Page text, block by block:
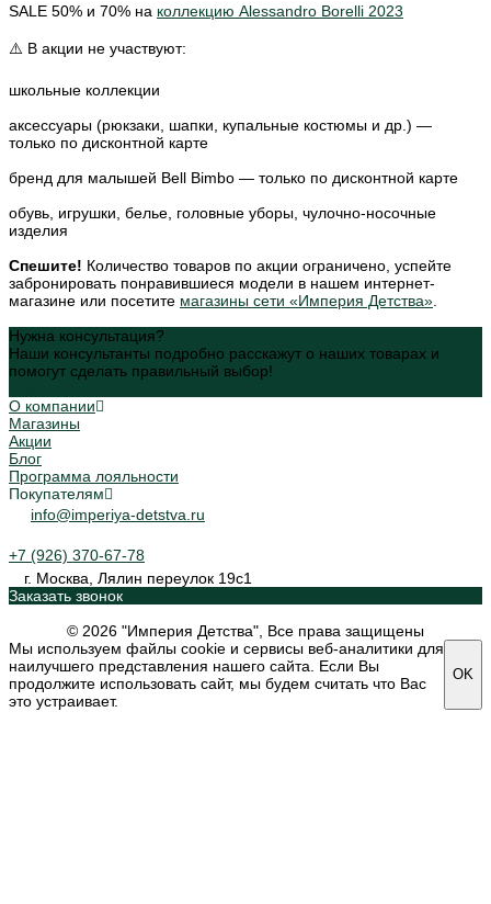
SALE 50% и 70% на коллекцию Alessandro Borelli 2023
⚠️ В акции не участвуют:
школьные коллекции
аксессуары (рюкзаки, шапки, купальные костюмы и др.) —
только по дисконтной карте
бренд для малышей Bell Bimbo — только по дисконтной карте
обувь, игрушки, белье, головные уборы, чулочно-носочные
изделия
Спешите! Количество товаров по акции ограничено, успейте
забронировать понравившиеся модели в нашем интернет-
магазине или посетите магазины сети «Империя Детства»
Нужна консультация?
Наши консультанты подробно расскажут о наших товарах и
помогут сделать правильный выбор!
О компании
Магазины
Акции
Блог
Программа лояльности
Покупателям
info@imperiya-detstva.ru
+7 (926) 370-67-78
г. Москва, Лялин переулок 19с1
Заказать звонок
© 2026 "Империя Детства", Все права защищены
Мы используем файлы cookie и сервисы веб-аналитики для
наилучшего представления нашего сайта. Если Вы
продолжите использовать сайт, мы будем считать что Вас
это устраивает.
OK